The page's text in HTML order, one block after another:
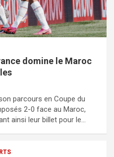
domine le Maroc
parcours en Coupe du
2-0 face au Maroc,
ainsi leur billet pour le…